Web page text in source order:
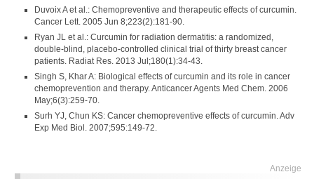
Duvoix A et al.: Chemopreventive and therapeutic effects of curcumin.
Cancer Lett. 2005 Jun 8;223(2):181-90.
Ryan JL et al.: Curcumin for radiation dermatitis: a randomized,
double-blind, placebo-controlled clinical trial of thirty breast cancer
patients. Radiat Res. 2013 Jul;180(1):34-43.
Singh S, Khar A: Biological effects of curcumin and its role in cancer
chemoprevention and therapy. Anticancer Agents Med Chem. 2006
May;6(3):259-70.
Surh YJ, Chun KS: Cancer chemopreventive effects of curcumin. Adv
Exp Med Biol. 2007;595:149-72.
Anzeige